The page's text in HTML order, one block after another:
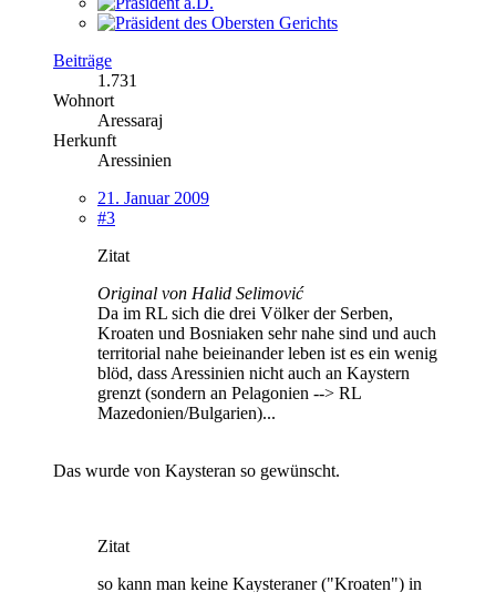
Beiträge
1.731
Wohnort
Aressaraj
Herkunft
Aressinien
21. Januar 2009
#3
Zitat
Original von Halid Selimović
Da im RL sich die drei Völker der Serben,
Kroaten und Bosniaken sehr nahe sind und auch
territorial nahe beieinander leben ist es ein wenig
blöd, dass Aressinien nicht auch an Kaystern
grenzt (sondern an Pelagonien --> RL
Mazedonien/Bulgarien)...
Das wurde von Kaysteran so gewünscht.
Zitat
so kann man keine Kaysteraner ("Kroaten") in